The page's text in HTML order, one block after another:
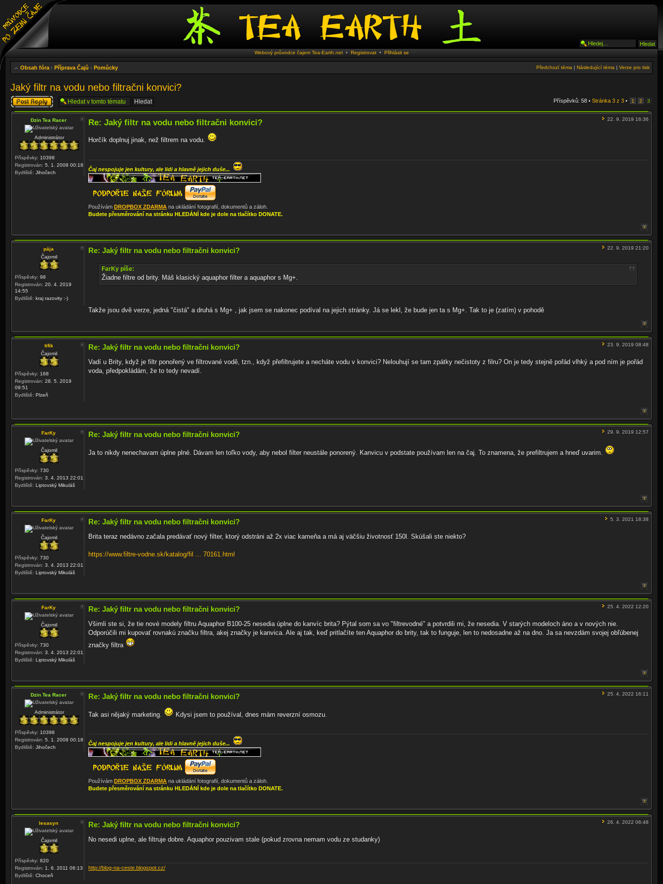
Webový průvodce čajem Tea-Earth.net• Registrovat • Přihlásit se
Obsah fóra ‹ Příprava Čajů ‹ Pomůcky Verze pro tisk
Následující téma |
Předchozí téma |
Jaký filtr na vodu nebo filtračni konvici?
Odeslat odpověď Příspěvků: 58 • Stránka 3 z 3 • 1 2 3
Dzin Tea Racer
Administrátor
Příspěvky: 10398
Registrován: 5. 1. 2008 00:18
Bydliště: Jihočech
22. 9. 2019 16:36
Re: Jaký filtr na vodu nebo filtračni konvici?
Horčík doplnuj jinak, než filtrem na vodu.
Čaj nespojuje jen kultury, ale lidi a hlavně jejich duše...
Používám DROPBOX ZDARMA na ukládání fotografií, dokumentů a záloh.
Budete přesměrování na stránku HLEDÁNÍ kde je dole na tlačítko DONATE.
pája
Čajomil
Příspěvky: 98
Registrován: 20. 4. 2019
14:55
Bydliště: kraj razovity :-)
22. 9. 2019 21:20
Re: Jaký filtr na vodu nebo filtračni konvici?
FarKy píše:
Žiadne filtre od brity. Máš klasický aquaphor filter a aquaphor s Mg+.
Takže jsou dvě verze, jedná "čistá" a druhá s Mg+ , jak jsem se nakonec podíval na jejich stránky. Já se lekl, že bude jen ta s Mg+. Tak to je (zatím) v pohodě
tifik
Čajomil
Příspěvky: 168
Registrován: 28. 5. 2019
09:51
Bydliště: Plzeň
23. 9. 2019 08:48
Re: Jaký filtr na vodu nebo filtračni konvici?
Vadí u Brity, když je filtr ponořený ve filtrované vodě, tzn., když přefiltrujete a necháte vodu v konvici? Nelouhují se tam zpátky nečistoty z filru? On je tedy stejně pořád vlhký a pod ním je pořád
voda, předpokládám, že to tedy nevadí.
FarKy
Čajomil
Příspěvky: 730
Registrován: 3. 4. 2013 22:01
Bydliště: Liptovský Mikuláš
29. 9. 2019 12:57
Re: Jaký filtr na vodu nebo filtračni konvici?
Ja to nikdy nenechavam úplne plné. Dávam len toľko vody, aby nebol filter neustále ponorený. Kanvicu v podstate používam len na čaj. To znamena, že prefiltrujem a hneď uvarim.
FarKy
Čajomil
Příspěvky: 730
Registrován: 3. 4. 2013 22:01
Bydliště: Liptovský Mikuláš
5. 3. 2021 18:38
Re: Jaký filtr na vodu nebo filtračni konvici?
Brita teraz nedávno začala predávať nový filter, ktorý odstráni až 2x viac kameňa a má aj väčšiu životnosť 150l. Skúšali ste niekto?
https://www.filtre-vodne.sk/katalog/fil ... 70161.html
FarKy
Čajomil
Příspěvky: 730
Registrován: 3. 4. 2013 22:01
Bydliště: Liptovský Mikuláš
25. 4. 2022 12:20
Re: Jaký filtr na vodu nebo filtračni konvici?
Všimli ste si, že tie nové modely filtru Aquaphor B100-25 nesedia úplne do kanvíc brita? Pýtal som sa vo "filtrevodné" a potvrdili mi, že nesedia. V starých modeloch áno a v nových nie.
Odporúčili mi kupovať rovnakú značku filtra, akej značky je kanvica. Ale aj tak, keď pritlačíte ten Aquaphor do brity, tak to funguje, len to nedosadne až na dno. Ja sa nevzdám svojej obľúbenej
značky filtra
Dzin Tea Racer
Administrátor
Příspěvky: 10398
Registrován: 5. 1. 2008 00:18
Bydliště: Jihočech
25. 4. 2022 16:11
Re: Jaký filtr na vodu nebo filtračni konvici?
Tak asi nějaký marketing. Kdysi jsem to používal, dnes mám reverzní osmozu.
Čaj nespojuje jen kultury, ale lidi a hlavně jejich duše...
Používám DROPBOX ZDARMA na ukládání fotografií, dokumentů a záloh.
Budete přesměrování na stránku HLEDÁNÍ kde je dole na tlačítko DONATE.
lesasyn
Čajomil
Příspěvky: 820
Registrován: 1. 6. 2011 06:13
Bydliště: Choceň
26. 4. 2022 06:48
Re: Jaký filtr na vodu nebo filtračni konvici?
No nesedi uplne, ale filtruje dobre. Aquaphor pouzivam stale (pokud zrovna nemam vodu ze studanky)
http://blog-na-ceste.blogspot.cz/